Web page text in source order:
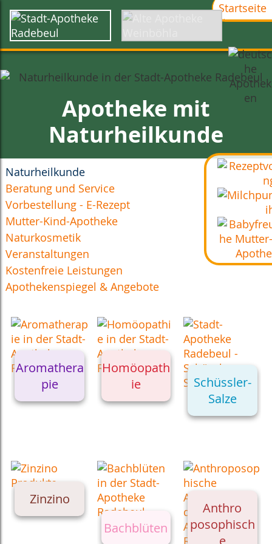
Startseite
Über uns
Kontakt
Anfahrt
Apotheke mit
Naturheilkunde
Naturheilkunde
Beratung und Service
Vorbestellung - E-Rezept
Mutter-Kind-Apotheke
Naturkosmetik
Veranstaltungen
Kostenfreie Leistungen
Apothekenspiegel & Angebote
Aromathera
pie
Homöopath
ie
Schüssler-
Salze
Zinzino
Bachblüten
Anthro
posophisch
e